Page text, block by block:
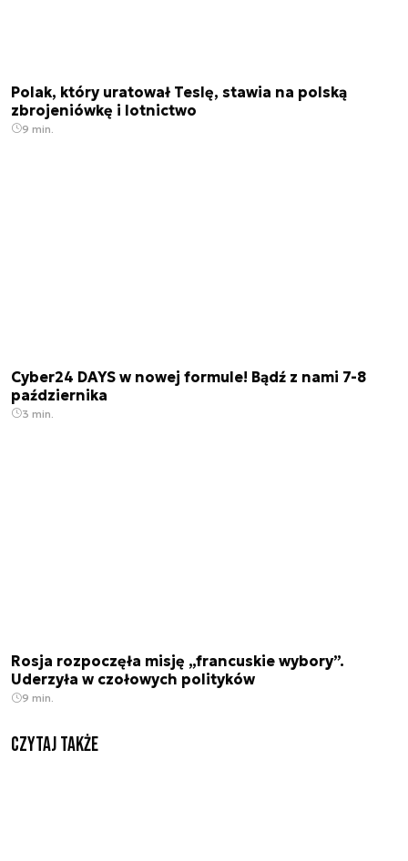
Polak, który uratował Teslę, stawia na polską
zbrojeniówkę i lotnictwo
9 min.
Cyber24 DAYS w nowej formule! Bądź z nami 7-8
października
3 min.
Rosja rozpoczęła misję „francuskie wybory”.
Uderzyła w czołowych polityków
9 min.
Czytaj także